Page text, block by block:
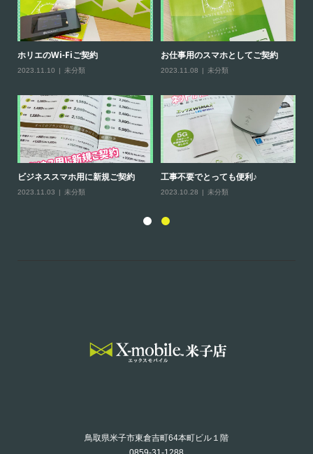
ホリエのWi-Fiご契約
2023.11.10 未分類
お仕事用のスマホとしてご契約
2023.11.08 未分類
ビジネススマホ用に新規ご契約
2023.11.03 未分類
工事不要でとっても便利♪
2023.10.28 未分類
鳥取県米子市東倉吉町64本町ビル１階